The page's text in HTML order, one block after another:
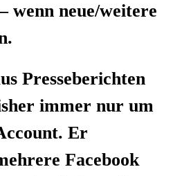
wenn neue/weitere
Pres­se­be­rich­ten
immer nur um
Er
Face­book